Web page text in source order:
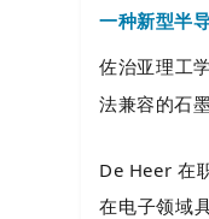
一种新型半
佐治亚理工
法兼容的石
De Heer 在
在电子领域